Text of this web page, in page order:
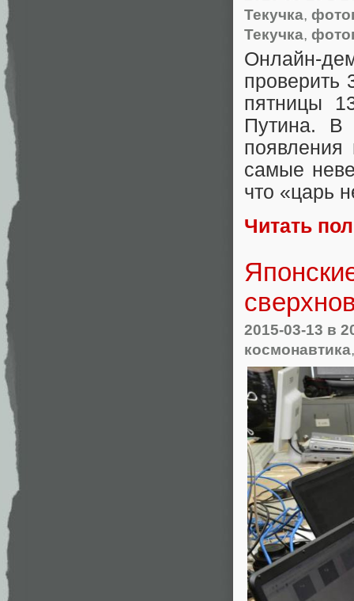
Текучка,
Текучка,
Онлайн-
проверить
пятницы
Путина. В
самые
что «царь
Читать
2015-03-13 в
космонавтика